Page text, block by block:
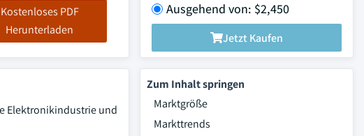
Kostenloses PDF
Herunterladen
Ausgehend von: $2,450
Jetzt Kaufen
Elektronikindustrie und
Zum Inhalt springen
Marktgröße
Markttrends